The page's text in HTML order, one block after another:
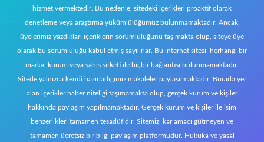
hizmet vermektedir. Bu nedenle, sitedeki içerikleri proaktif olarak
denetleme veya araştırma yükümlülüğümüz bulunmamaktadır. Ancak,
üyelerimiz yazdıkları içeriklerin sorumluluğunu taşımakta olup, siteye üye
olarak bu sorumluluğu kabul etmiş sayılırlar. Bu internet sitesi, herhangi bir
marka, kurum veya şahıs şirketi ile hiçbir bağlantısı bulunmamaktadır.
Sitede yalnızca kendi hazırladığımız makaleler paylaşılmaktadır. Burada yer
alan içerikler haber niteliği taşımamakta olup, gerçek kurum ve kişiler
hakkında paylaşım yapılmamaktadır. Gerçek kurum ve kişiler ile isim
benzerlikleri tamamen tesadüfidir. Sitemiz, kar amacı gütmeyen ve
tamamen ücretsiz bir bilgi paylaşım platformudur. Hukuka ve yasal